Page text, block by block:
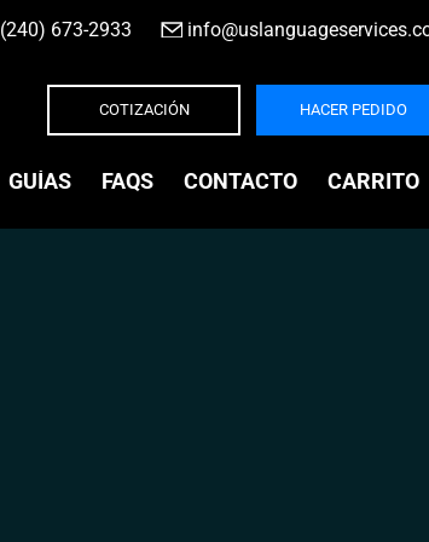
(240) 673-2933
COTIZACIÓN HACER PEDIDO
GUÍAS FAQS CONTACTO CARRITO